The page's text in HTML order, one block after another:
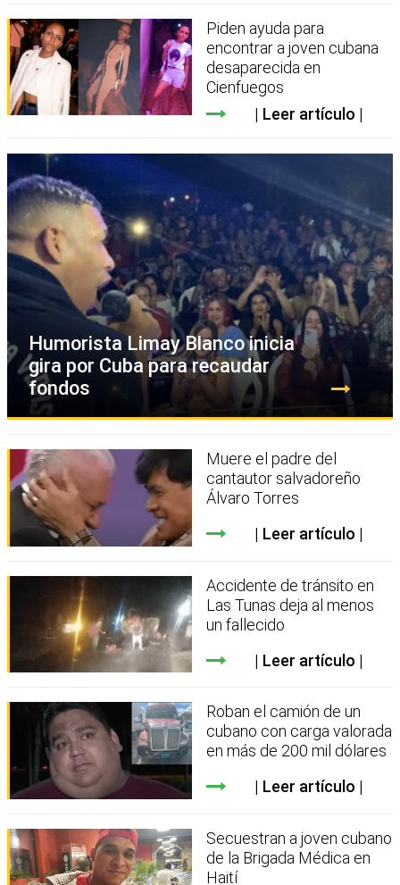
Piden ayuda para
encontrar a joven cubana
desaparecida en
Cienfuegos
Leer artículo
Humorista Limay Blanco inicia
gira por Cuba para recaudar
fondos
Muere el padre del
cantautor salvadoreño
Álvaro Torres
Leer artículo
Accidente de tránsito en
Las Tunas deja al menos
un fallecido
Leer artículo
Roban el camión de un
cubano con carga valorada
en más de 200 mil dólares
Leer artículo
Secuestran a joven cubano
de la Brigada Médica en
Haití